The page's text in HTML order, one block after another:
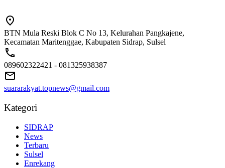
BTN Mula Reski Blok C No 13, Kelurahan Pangkajene,
Kecamatan Maritenggae, Kabupaten Sidrap, Sulsel
089602322421 - 081325938387
suararakyat.topnews@gmail.com
Kategori
SIDRAP
News
Terbaru
Sulsel
Enrekang